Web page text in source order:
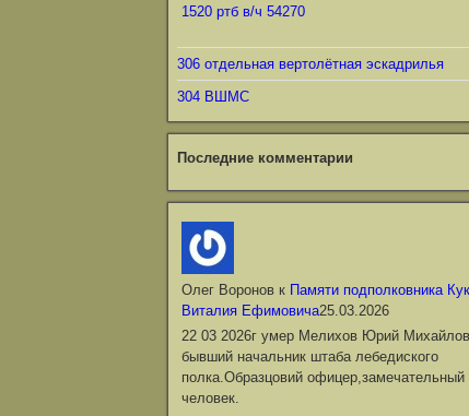
1520 ртб в/ч 54270
306 отдельная вертолётная эскадрилья
304 ВШМС
Последние комментарии
Олег Вороновк Памяти подполковника
Виталия Ефимовича25.03.2026
22 03 2026г умер Мелихов Юрий
бывший начальник штаба лебедиского
полка.Образцовий офицер,замечательный
человек.